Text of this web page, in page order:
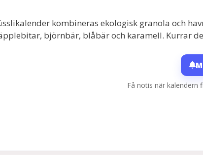
kombineras ekologisk granola och
björnbär, blåbär och karamell. Kurrar
Få notis när kalendern